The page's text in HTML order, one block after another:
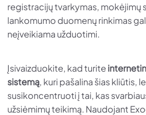
registracijų tvarkymas, mokėjimų
lankomumo duomenų rinkimas
neįveikiama užduotimi.
Įsivaizduokite, kad turite
sistemą, kuri pašalina šias kliūtis,
susikoncentruoti į tai, kas
užsiėmimų teikimą. Naudojant